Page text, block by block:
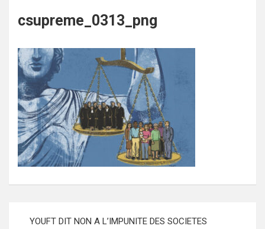
csupreme_0313_png
YOUFT DIT NON A L’IMPUNITE DES SOCIETES